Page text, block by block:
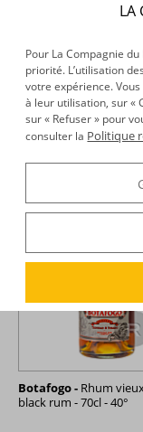
Botafogo -Rhum
République
Jamaïque - 70cl - 40°
28,04 €TTC
Botafogo - Rhum
black rum - 70cl - 40°
LA
Pour La Compagnie
priorité. L’utilisation
votre expérience.
à leur utilisation, sur «
sur « Refuser » pour
consulter la Politique